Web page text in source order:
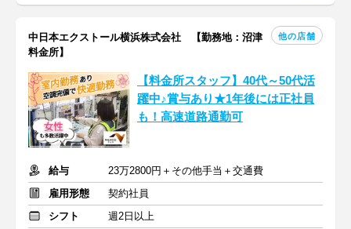
中日本エクストール横浜株式会社 【勤務地：沼津
料金所】
他の店舗
【料金所スタッフ】40代～50代活
躍中♪賞与あり★1年後には正社員
も！高速道路通勤可
給与
23万2800円＋その他手当＋交通費
雇用形態
契約社員
シフト
週2日以上